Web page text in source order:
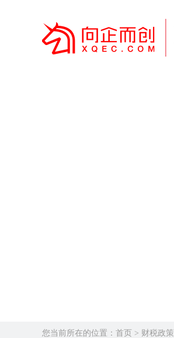
您当前所在的位置： 首页 > 财税政策